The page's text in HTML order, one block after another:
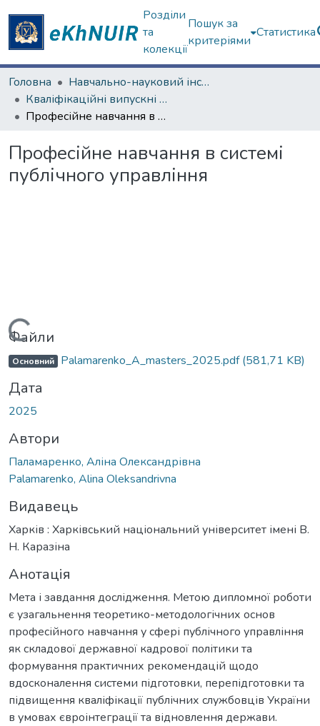
Розділи
та
колекції
Пошук за
критеріями
Статистика
Головна
Навчально-науковий інститут "Інститут державного управління"
Кваліфікаційні випускні роботи магістрів. Інститут державного управління
Професійне навчання в системі публічного управління
Професійне навчання в системі
публічного управління
Вантажиться...
Файли
Основний Palamarenko_A_masters_2025.pdf(581,71 KB)
Дата
2025
Автори
Паламаренко, Аліна Олександрівна
Palamarenko, Alina Oleksandrivna
Видавець
Харків : Харківський національний університет імені В.
Н. Каразіна
Анотація
Мета і завдання дослідження. Метою дипломної роботи
є узагальнення теоретико-методологічних основ
професійного навчання у сфері публічного управління
як складової державної кадрової політики та
формування практичних рекомендацій щодо
вдосконалення системи підготовки, перепідготовки та
підвищення кваліфікації публічних службовців України
в умовах євроінтеграції та відновлення держави.